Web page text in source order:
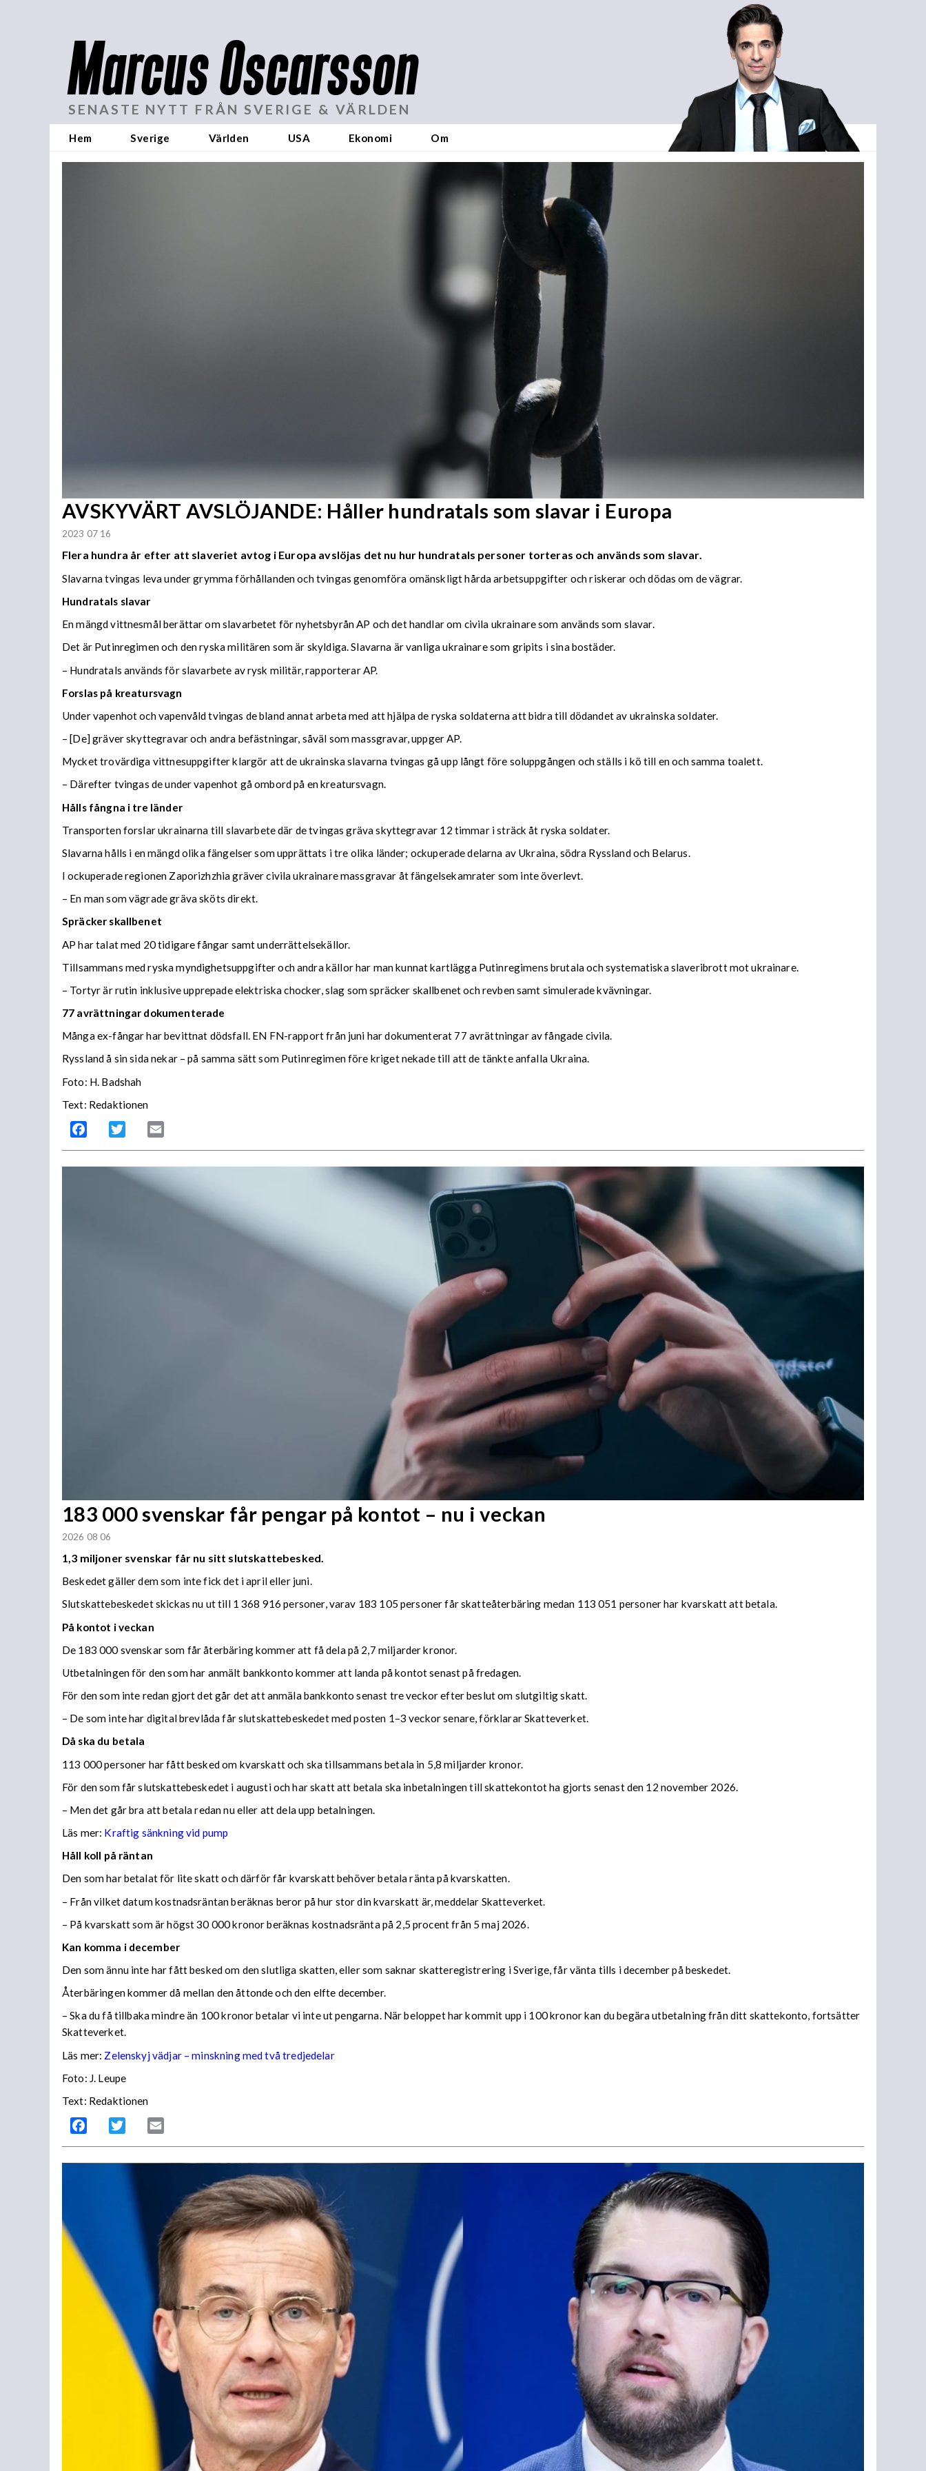
Marcus Oscarsson
SENASTE NYTT FRÅN SVERIGE & VÄRLDEN
Hem Sverige Världen USA Ekonomi Om
AVSKYVÄRT AVSLÖJANDE: Håller hundratals som slavar i Europa
2023 07 16
Flera hundra år efter att slaveriet avtog i Europa avslöjas det nu hur hundratals personer torteras och används som slavar.
Slavarna tvingas leva under grymma förhållanden och tvingas genomföra omänskligt hårda arbetsuppgifter och riskerar och dödas om de vägrar.
Hundratals slavar
En mängd vittnesmål berättar om slavarbetet för nyhetsbyrån AP och det handlar om civila ukrainare som används som slavar.
Det är Putinregimen och den ryska militären som är skyldiga. Slavarna är vanliga ukrainare som gripits i sina bostäder.
– Hundratals används för slavarbete av rysk militär, rapporterar AP.
Forslas på kreatursvagn
Under vapenhot och vapenvåld tvingas de bland annat arbeta med att hjälpa de ryska soldaterna att bidra till dödandet av ukrainska soldater.
– [De] gräver skyttegravar och andra befästningar, såväl som massgravar, uppger AP.
Mycket trovärdiga vittnesuppgifter klargör att de ukrainska slavarna tvingas gå upp långt före soluppgången och ställs i kö till en och samma toalett.
– Därefter tvingas de under vapenhot gå ombord på en kreatursvagn.
Hålls fångna i tre länder
Transporten forslar ukrainarna till slavarbete där de tvingas gräva skyttegravar 12 timmar i sträck åt ryska soldater.
Slavarna hålls i en mängd olika fängelser som upprättats i tre olika länder; ockuperade delarna av Ukraina, södra Ryssland och Belarus.
I ockuperade regionen Zaporizhzhia gräver civila ukrainare massgravar åt fängelsekamrater som inte överlevt.
– En man som vägrade gräva sköts direkt.
Spräcker skallbenet
AP har talat med 20 tidigare fångar samt underrättelsekällor.
Tillsammans med ryska myndighetsuppgifter och andra källor har man kunnat kartlägga Putinregimens brutala och systematiska slaveribrott mot ukrainare.
– Tortyr är rutin inklusive upprepade elektriska chocker, slag som spräcker skallbenet och revben samt simulerade kvävningar.
77 avrättningar dokumenterade
Många ex-fångar har bevittnat dödsfall. EN FN-rapport från juni har dokumenterat 77 avrättningar av fångade civila.
Ryssland å sin sida nekar – på samma sätt som Putinregimen före kriget nekade till att de tänkte anfalla Ukraina.
Foto: H. Badshah
Text: Redaktionen
Facebook Twitter
183 000 svenskar får pengar på kontot – nu i veckan
2026 08 06
1,3 miljoner svenskar får nu sitt slutskattebesked.
Beskedet gäller dem som inte fick det i april eller juni.
Slutskattebeskedet skickas nu ut till 1 368 916 personer, varav 183 105 personer får skatteåterbäring medan 113 051 personer har kvarskatt att betala.
På kontot i veckan
De 183 000 svenskar som får återbäring kommer att få dela på 2,7 miljarder kronor.
Utbetalningen för den som har anmält bankkonto kommer att landa på kontot senast på fredagen.
För den som inte redan gjort det går det att anmäla bankkonto senast tre veckor efter beslut om slutgiltig skatt.
– De som inte har digital brevlåda får slutskattebeskedet med posten 1–3 veckor senare, förklarar Skatteverket.
Då ska du betala
113 000 personer har fått besked om kvarskatt och ska tillsammans betala in 5,8 miljarder kronor.
För den som får slutskattebeskedet i augusti och har skatt att betala ska inbetalningen till skattekontot ha gjorts senast den 12 november 2026.
– Men det går bra att betala redan nu eller att dela upp betalningen.
Läs mer: Kraftig sänkning vid pump
Håll koll på räntan
Den som har betalat för lite skatt och därför får kvarskatt behöver betala ränta på kvarskatten.
– Från vilket datum kostnadsräntan beräknas beror på hur stor din kvarskatt är, meddelar Skatteverket.
– På kvarskatt som är högst 30 000 kronor beräknas kostnadsränta på 2,5 procent från 5 maj 2026.
Kan komma i december
Den som ännu inte har fått besked om den slutliga skatten, eller som saknar skatteregistrering i Sverige, får vänta tills i december på beskedet.
Återbäringen kommer då mellan den åttonde och den elfte december.
– Ska du få tillbaka mindre än 100 kronor betalar vi inte ut pengarna. När beloppet har kommit upp i 100 kronor kan du begära utbetalning från ditt skattekonto, fortsätter
Skatteverket.
Läs mer: Zelenskyj vädjar – minskning med två tredjedelar
Foto: J. Leupe
Text: Redaktionen
Facebook Twitter